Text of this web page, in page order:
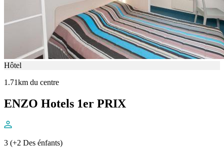
Hôtel
1.71km du centre
ENZO Hotels 1er PRIX
3 (+2 Des énfants)